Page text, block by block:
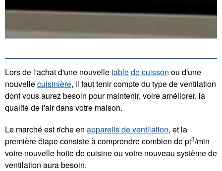
Lors de l'achat d'une nouvelletable de cuisson ou d'une
nouvellecuisinière, il faut tenir compte du type de ventilation
dont vous aurez besoin pour maintenir, voire améliorer, la
qualité de l'air dans votre maison.
Le marché est riche en appareils de ventilation, et la
première étape consiste à comprendre combien de pi3/min
votre nouvelle hotte de cuisine ou votre nouveau système de
ventilation aura besoin.